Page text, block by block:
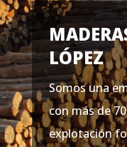
LÓPEZ
Somos una
con más de
explotación